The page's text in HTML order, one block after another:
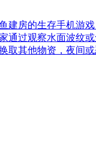
建房的生存手机游
通过观察水面波纹
取其他物资，夜间